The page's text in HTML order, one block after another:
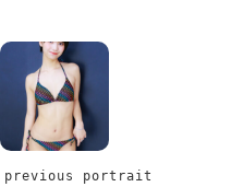
previous portrait